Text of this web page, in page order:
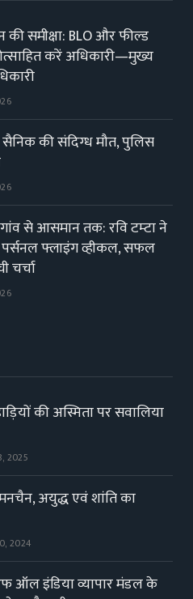
की समीक्षा: BLO और फील्ड
करें अधिकारी—मुख्य
सैनिक की संदिग्ध मौत, पुलिस
से आसमान तक: रवि टम्टा ने
पर्सनल फ्लाइंग व्हीकल, सफल
चर्चा
की अस्मिता पर सवालिया
2025
अयुद्ध एवं शांति का
2024
इंडिया व्यापार मंडल के